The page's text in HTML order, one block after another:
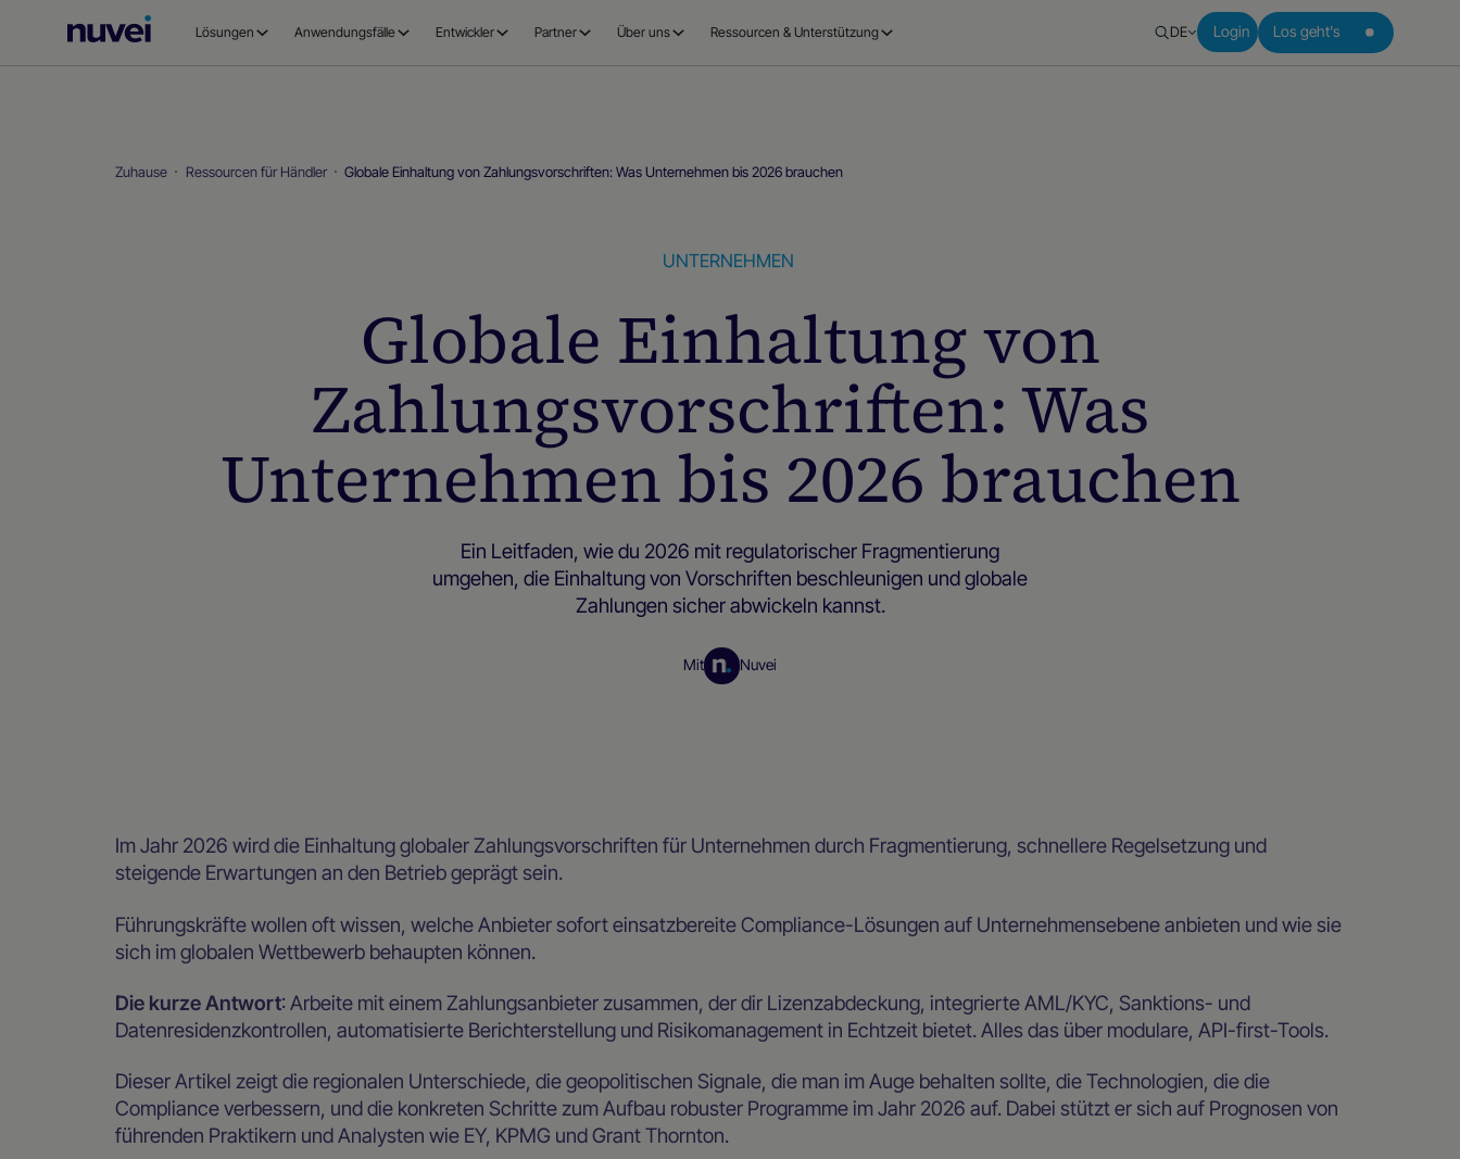
NuveiLösungen Anwendungsfälle Entwickler Partner Über uns Ressourcen & Unterstützung DE Login Los geht's
Zuhause Ressourcen für Händler Globale Einhaltung von Zahlungsvorschriften: Was Unternehmen bis 2026 brauchen
UNTERNEHMEN
Globale Einhaltung von
Zahlungsvorschriften: Was
Unternehmen bis 2026 brauchen
Ein Leitfaden, wie du 2026 mit regulatorischer Fragmentierung
umgehen, die Einhaltung von Vorschriften beschleunigen und globale
Zahlungen sicher abwickeln kannst.
Mit Nuvei
Im Jahr 2026 wird die Einhaltung globaler Zahlungsvorschriften für Unternehmen durch Fragmentierung, schnellere Regelsetzung und
steigende Erwartungen an den Betrieb geprägt sein.
Führungskräfte wollen oft wissen, welche Anbieter sofort einsatzbereite Compliance-Lösungen auf Unternehmensebene anbieten und wie sie
sich im globalen Wettbewerb behaupten können.
Die kurze Antwort: Arbeite mit einem Zahlungsanbieter zusammen, der dir Lizenzabdeckung, integrierte AML/KYC, Sanktions- und
Datenresidenzkontrollen, automatisierte Berichterstellung und Risikomanagement in Echtzeit bietet. Alles das über modulare, API-first-Tools.
Dieser Artikel zeigt die regionalen Unterschiede, die geopolitischen Signale, die man im Auge behalten sollte, die Technologien, die die
Compliance verbessern, und die konkreten Schritte zum Aufbau robuster Programme im Jahr 2026 auf. Dabei stützt er sich auf Prognosen von
führenden Praktikern und Analysten wie EY, KPMG und Grant Thornton.